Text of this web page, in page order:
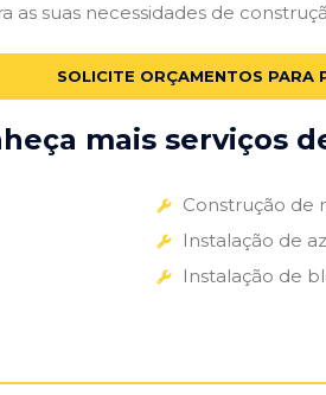
as suas necessidades de
SOLICITE ORÇAMENTOS PARA
mais serviços
Construção de
Instalação de
Instalação de